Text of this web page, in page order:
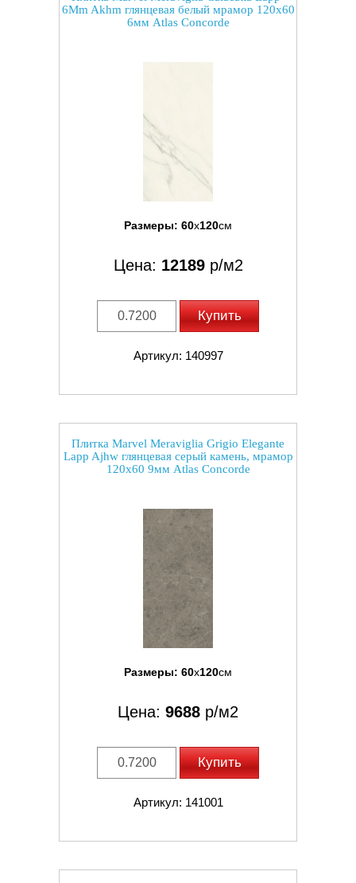
6Mm Akhm глянцевая белый мрамор 120x60
6мм Atlas Concorde
Размеры: 60x120см
Цена: 12189р/м2
Купить
Артикул: 140997
Плитка Marvel Meraviglia Grigio Elegante
Lapp Ajhw глянцевая серый камень, мрамор
120x60 9мм Atlas Concorde
Размеры: 60x120см
Цена: 9688 р/м2
Купить
Артикул: 141001